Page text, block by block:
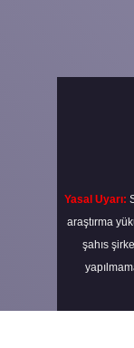
Yasal Uyarı:
araştırma
şahıs